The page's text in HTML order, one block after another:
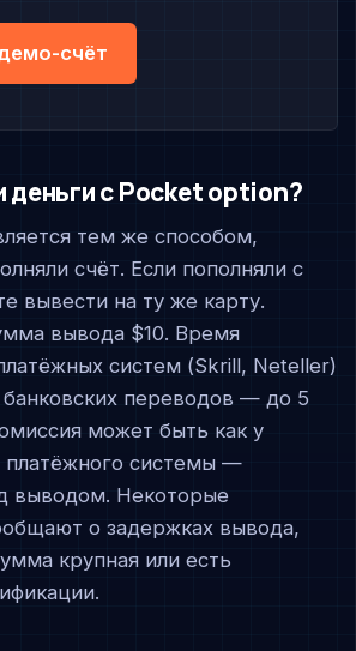
счёт
деньги с Pocket option?
тем же способом,
счёт. Если пополняли с
вывести на ту же карту.
вывода $10. Время
систем (Skrill, Neteller)
переводов — до 5
может быть как у
платёжного системы —
выводом. Некоторые
о задержках вывода,
крупная или есть